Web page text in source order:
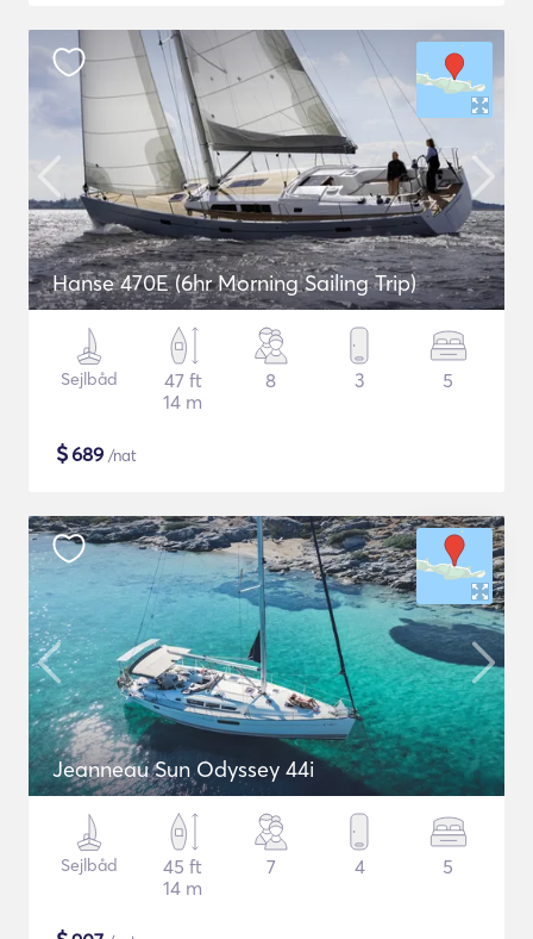
Hanse 470E (6hr Morning Sailing Trip)
Sejlbåd
47 ft
14 m
8 3 5
$689 /nat
Jeanneau Sun Odyssey 44i
Sejlbåd
45 ft
14 m
7 4 5